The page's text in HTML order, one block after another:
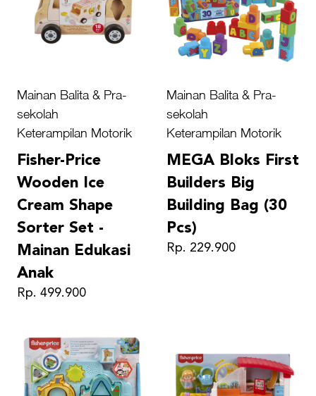
Mainan Balita & Pra-
sekolah
Keterampilan Motorik
Fisher-Price
Wooden Ice
Cream Shape
Sorter Set -
Mainan Edukasi
Anak
Rp. 499.900
Mainan Balita & Pra-
sekolah
Keterampilan Motorik
MEGA Bloks First
Builders Big
Building Bag (30
Pcs)
Rp. 229.900